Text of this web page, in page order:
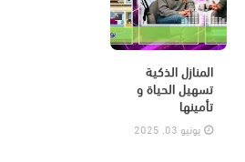
المنازل الذكية
تسهيل الحياة و
تأمينها
يونيو 03, 2025